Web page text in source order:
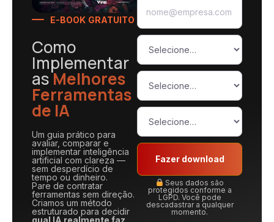
E-BOOK GRATUITO
Como
Implementar
asMelhores
Ferramentas
de IA
Um guia prático para
avaliar, comparar e
implementar inteligência
artificial com clareza —
sem desperdício de
tempo ou dinheiro.
Pare de contratar
ferramentas sem direção.
Criamos um método
estruturado para decidir
qual IA realmente faz
Fazer download
Seus dados são
protegidos conforme a
LGPD. Você pode
descadastrar a qualquer
momento.